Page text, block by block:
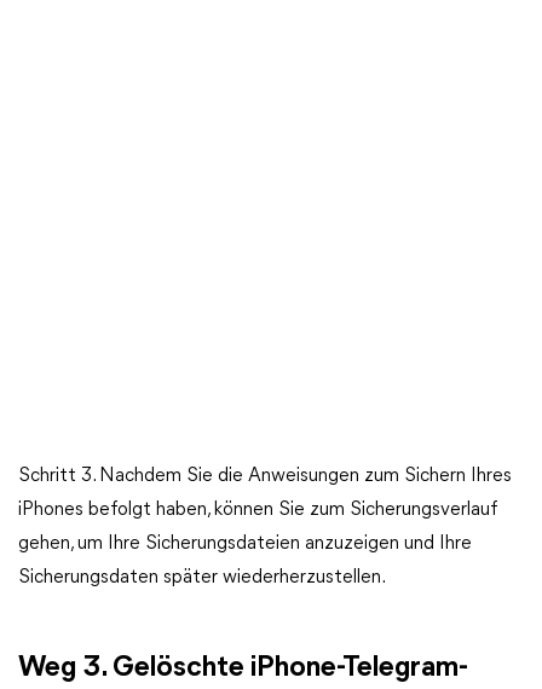
Schritt 3. Nachdem Sie die Anweisungen zum Sichern Ihres
iPhones befolgt haben, können Sie zum Sicherungsverlauf
gehen, um Ihre Sicherungsdateien anzuzeigen und Ihre
Sicherungsdaten später wiederherzustellen.
Weg 3. Gelöschte iPhone-Telegram-